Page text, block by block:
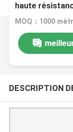
haute
DESCRIPTION